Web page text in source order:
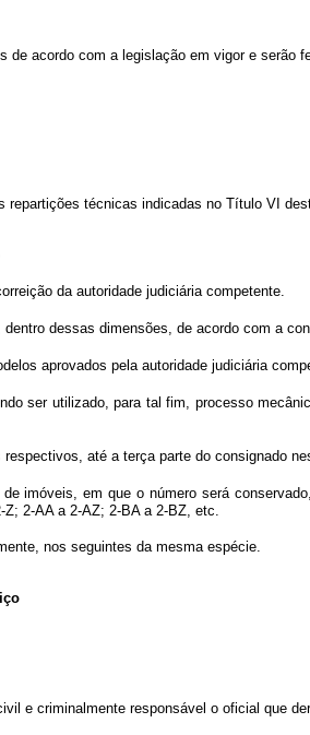
de acordo com a legislação em vigor e serão
repartições técnicas indicadas no Título VI
da autoridade judiciária competente.
dessas dimensões, de acordo com a
aprovados pela autoridade judiciária
ser utilizado, para tal fim, processo
até a terça parte do consignado
imóveis, em que o número será
2-AA a 2-AZ; 2-BA a 2-BZ, etc.
nos seguintes da mesma espécie.
e criminalmente responsável o oficial que